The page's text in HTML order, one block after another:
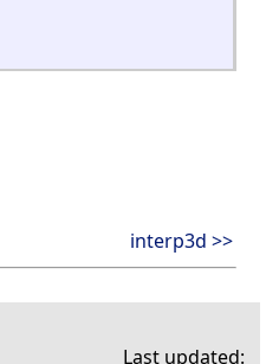
interp3d >>
Last updated: